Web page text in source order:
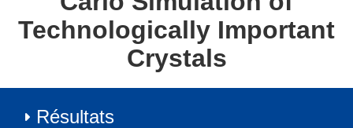
Technologically Important
Crystals
Résultats